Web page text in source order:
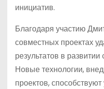
инициатив.
Благодаря участию
совместных проектах
результатов в развитии
Новые технологии,
проектов,